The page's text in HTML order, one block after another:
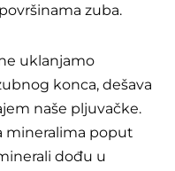
zuba.
uklanjamo
konca, dešava
naše pljuvačke.
mineralima poput
dođu u